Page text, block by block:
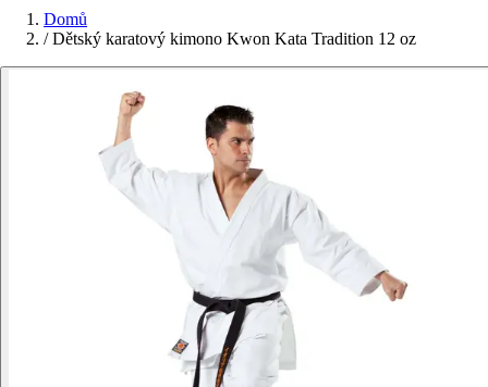
Domů
/ Dětský karatový kimono Kwon Kata Tradition 12 oz